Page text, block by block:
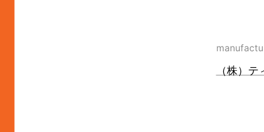
（株）